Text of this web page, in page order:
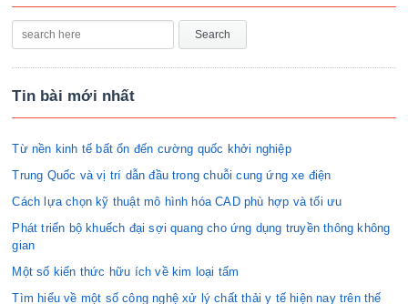
Tin bài mới nhất
Từ nền kinh tế bất ổn đến cường quốc khởi nghiệp
Trung Quốc và vị trí dẫn đầu trong chuỗi cung ứng xe điện
Cách lựa chọn kỹ thuật mô hình hóa CAD phù hợp và tối ưu
Phát triển bộ khuếch đại sợi quang cho ứng dụng truyền thông không
gian
Một số kiến thức hữu ích về kim loại tấm
Tìm hiểu về một số công nghệ xử lý chất thải y tế hiện nay trên thế